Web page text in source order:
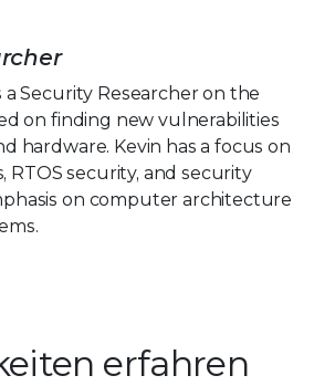
a Security Researcher on the
on finding new vulnerabilities
hardware. Kevin has a focus on
RTOS security, and security
on computer architecture
erfahren